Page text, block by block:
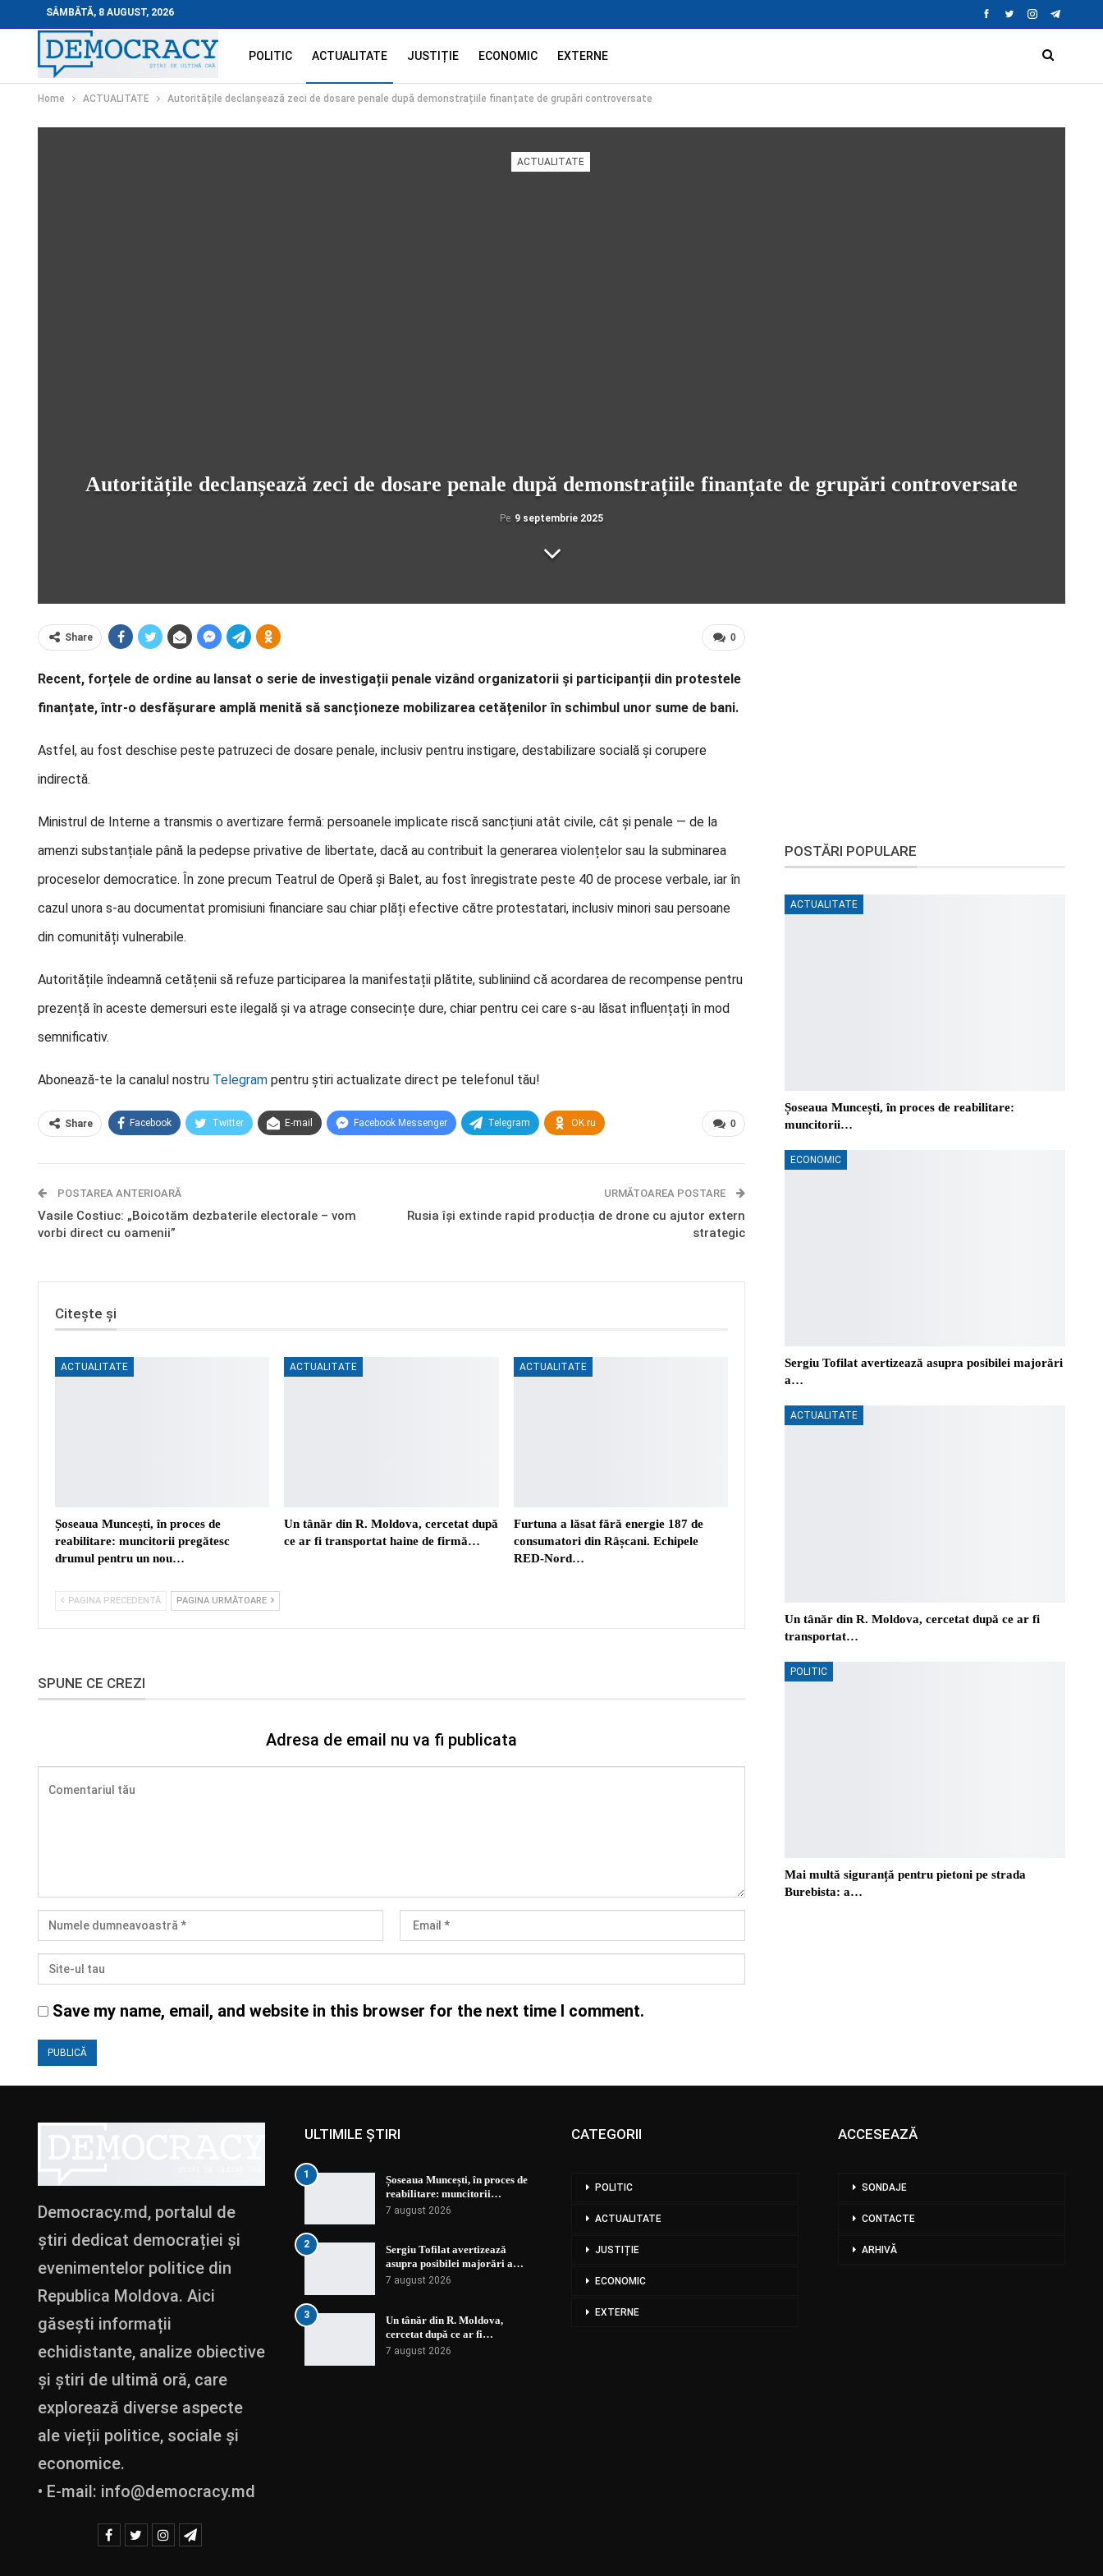
SÂMBĂTĂ, 8 AUGUST, 2026
POLITIC ACTUALITATE JUSTIȚIE ECONOMIC EXTERNE
Home ACTUALITATE Autoritățile declanșează zeci de dosare penale după demonstrațiile finanțate de grupări controversate
ACTUALITATE
Autoritățile declanșează zeci de dosare penale după demonstrațiile finanțate de grupări controversate
Pe 9 septembrie 2025
0
Share
Recent, forțele de ordine au lansat o serie de investigații penale vizând organizatorii și participanții din protestele
finanțate, într-o desfășurare amplă menită să sancționeze mobilizarea cetățenilor în schimbul unor sume de bani.
Astfel, au fost deschise peste patruzeci de dosare penale, inclusiv pentru instigare, destabilizare socială și corupere
indirectă.
Ministrul de Interne a transmis o avertizare fermă: persoanele implicate riscă sancțiuni atât civile, cât și penale — de la
amenzi substanțiale până la pedepse privative de libertate, dacă au contribuit la generarea violențelor sau la subminarea
proceselor democratice. În zone precum Teatrul de Operă și Balet, au fost înregistrate peste 40 de procese verbale, iar în
cazul unora s-au documentat promisiuni financiare sau chiar plăți efective către protestatari, inclusiv minori sau persoane
din comunități vulnerabile.
Autoritățile îndeamnă cetățenii să refuze participarea la manifestații plătite, subliniind că acordarea de recompense pentru
prezență în aceste demersuri este ilegală și va atrage consecințe dure, chiar pentru cei care s-au lăsat influențați în mod
semnificativ.
Abonează-te la canalul nostru Telegram pentru știri actualizate direct pe telefonul tău!
0
Share Facebook Twitter E-mail Facebook Messenger Telegram OK.ru
POSTAREA ANTERIOARĂ
Vasile Costiuc: „Boicotăm dezbaterile electorale – vom
vorbi direct cu oamenii”
URMĂTOAREA POSTARE
Rusia își extinde rapid producția de drone cu ajutor extern
strategic
Citește și
ACTUALITATE
Șoseaua Muncești, în proces de
reabilitare: muncitorii pregătesc
drumul pentru un nou…
ACTUALITATE
Un tânăr din R. Moldova, cercetat după
ce ar fi transportat haine de firmă…
ACTUALITATE
Furtuna a lăsat fără energie 187 de
consumatori din Râșcani. Echipele
RED-Nord…
PAGINA PRECEDENTĂ PAGINA URMĂTOARE
SPUNE CE CREZI
Adresa de email nu va fi publicata
Save my name, email, and website in this browser for the next time I comment.
POSTĂRI POPULARE
ACTUALITATE
Șoseaua Muncești, în proces de reabilitare:
muncitorii…
ECONOMIC
Sergiu Tofilat avertizează asupra posibilei majorări
a…
ACTUALITATE
Un tânăr din R. Moldova, cercetat după ce ar fi
transportat…
POLITIC
Mai multă siguranță pentru pietoni pe strada
Burebista: a…
Democracy.md, portalul de
știri dedicat democrației și
evenimentelor politice din
Republica Moldova. Aici
găsești informații
echidistante, analize obiective
și știri de ultimă oră, care
explorează diverse aspecte
ale vieții politice, sociale și
economice.
• E-mail: info@democracy.md
ULTIMILE ȘTIRI
1
Șoseaua Muncești, în proces de
reabilitare: muncitorii…
7 august 2026
2
Sergiu Tofilat avertizează
asupra posibilei majorări a…
7 august 2026
3
Un tânăr din R. Moldova,
cercetat după ce ar fi…
7 august 2026
CATEGORII
POLITIC
ACTUALITATE
JUSTIȚIE
ECONOMIC
EXTERNE
ACCESEAZĂ
SONDAJE
CONTACTE
ARHIVĂ